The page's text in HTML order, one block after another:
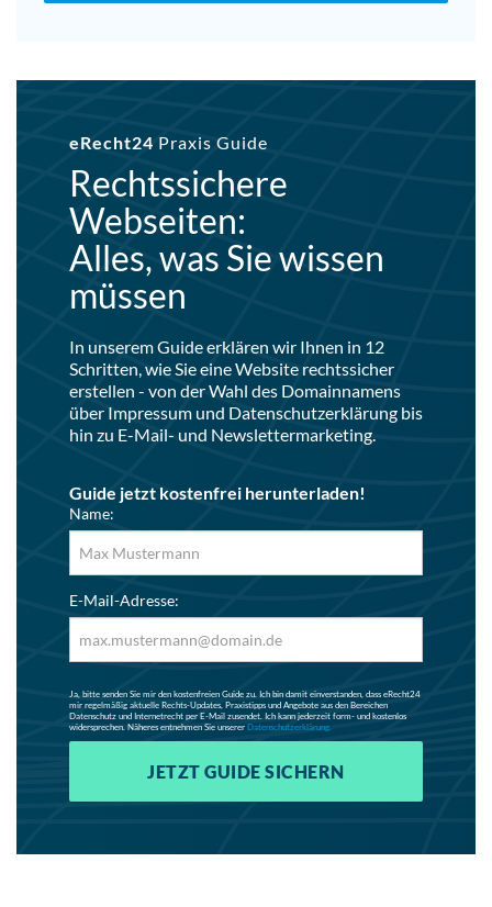
eRecht24 Praxis Guide
Rechtssichere
Webseiten:
Alles, was Sie wissen
müssen
In unserem Guide erklären wir Ihnen in 12
Schritten, wie Sie eine Website rechtssicher
erstellen - von der Wahl des Domainnamens
über Impressum und Datenschutzerklärung bis
hin zu E-Mail- und Newslettermarketing.
Guide jetzt kostenfrei herunterladen!
Name:
E-Mail-Adresse:
Ja, bitte senden Sie mir den kostenfreien Guide zu. Ich bin damit einverstanden, dass eRecht24
mir regelmäßig aktuelle Rechts-Updates, Praxistipps und Angebote aus den Bereichen
Datenschutz und Internetrecht per E-Mail zusendet. Ich kann jederzeit form- und kostenlos
widersprechen. Näheres entnehmen Sie unserer Datenschutzerklärung.
JETZT GUIDE SICHERN